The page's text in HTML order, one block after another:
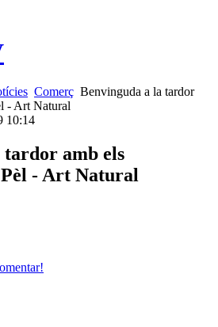
Comerç Benvinguda a la tardor
- Art Natural
10:14
tardor amb els
- Art Natural